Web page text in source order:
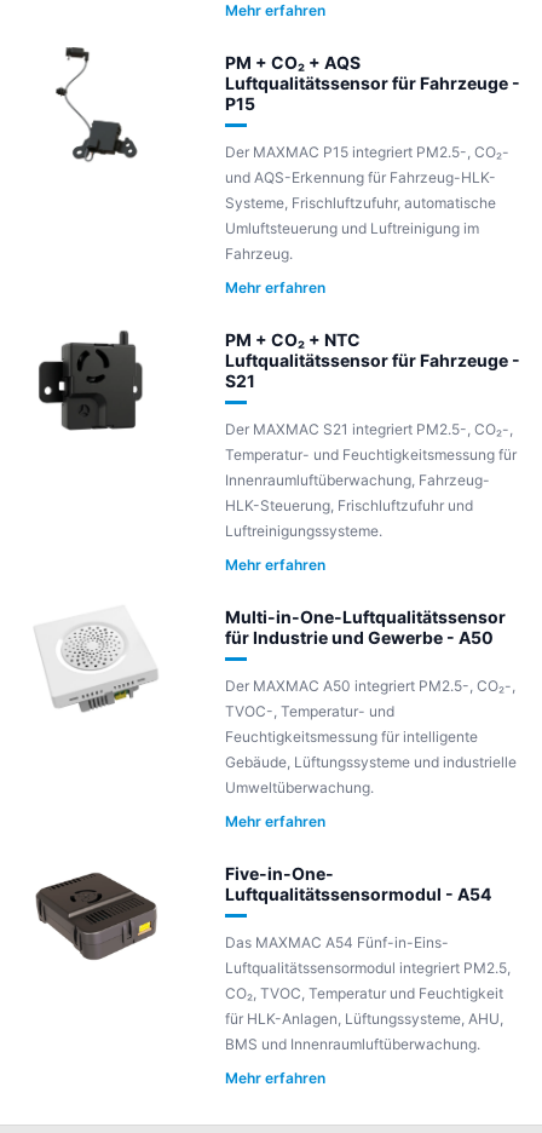
Mehr erfahren
PM + CO₂ + AQS
Luftqualitätssensor für Fahrzeuge -
P15
Der MAXMAC P15 integriert PM2.5-, CO₂-
und AQS-Erkennung für Fahrzeug-HLK-
Systeme, Frischluftzufuhr, automatische
Umluftsteuerung und Luftreinigung im
Fahrzeug.
Mehr erfahren
PM + CO₂ + NTC
Luftqualitätssensor für Fahrzeuge -
S21
Der MAXMAC S21 integriert PM2.5-, CO₂-,
Temperatur- und Feuchtigkeitsmessung für
Innenraumluftüberwachung, Fahrzeug-
HLK-Steuerung, Frischluftzufuhr und
Luftreinigungssysteme.
Mehr erfahren
Multi-in-One-Luftqualitätssensor
für Industrie und Gewerbe - A50
Der MAXMAC A50 integriert PM2.5-, CO₂-,
TVOC-, Temperatur- und
Feuchtigkeitsmessung für intelligente
Gebäude, Lüftungssysteme und industrielle
Umweltüberwachung.
Mehr erfahren
Five-in-One-
Luftqualitätssensormodul - A54
Das MAXMAC A54 Fünf-in-Eins-
Luftqualitätssensormodul integriert PM2.5,
CO₂, TVOC, Temperatur und Feuchtigkeit
für HLK-Anlagen, Lüftungssysteme, AHU,
BMS und Innenraumluftüberwachung.
Mehr erfahren